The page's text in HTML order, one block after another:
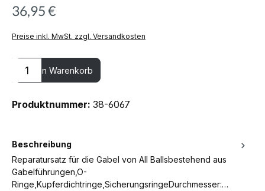
36,95 €
Preise inkl. MwSt. zzgl. Versandkosten
Produkt Anzahl: Gib den gewünschten Wert ein oder benutze
In den Warenkorb
Produktnummer: 38-6067
Beschreibung
Reparatursatz für die Gabel von All Ballsbestehend aus
Gabelführungen,O-
Ringe,Kupferdichtringe,SicherungsringeDurchmesser:…